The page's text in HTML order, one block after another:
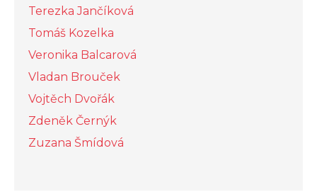
Terezka Jančíková
Tomáš Kozelka
Veronika Balcarová
Vladan Brouček
Vojtěch Dvořák
Zdeněk Černýk
Zuzana Šmídová